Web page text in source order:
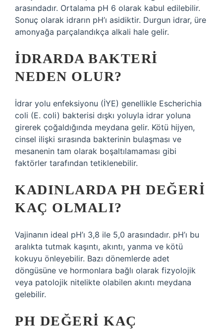
arasındadır. Ortalama pH 6 olarak kabul edilebilir.
Sonuç olarak idrarın pH’ı asidiktir. Durgun idrar, üre
amonyağa parçalandıkça alkali hale gelir.
İDRARDA BAKTERI
NEDEN OLUR?
İdrar yolu enfeksiyonu (İYE) genellikle Escherichia
coli (E. coli) bakterisi dışkı yoluyla idrar yoluna
girerek çoğaldığında meydana gelir. Kötü hijyen,
cinsel ilişki sırasında bakterinin bulaşması ve
mesanenin tam olarak boşaltılamaması gibi
faktörler tarafından tetiklenebilir.
KADINLARDA PH DEĞERI
KAÇ OLMALI?
Vajinanın ideal pH’ı 3,8 ile 5,0 arasındadır. pH’ı bu
aralıkta tutmak kaşıntı, akıntı, yanma ve kötü
kokuyu önleyebilir. Bazı dönemlerde adet
döngüsüne ve hormonlara bağlı olarak fizyolojik
veya patolojik nitelikte olabilen akıntı meydana
gelebilir.
PH DEĞERI KAÇ